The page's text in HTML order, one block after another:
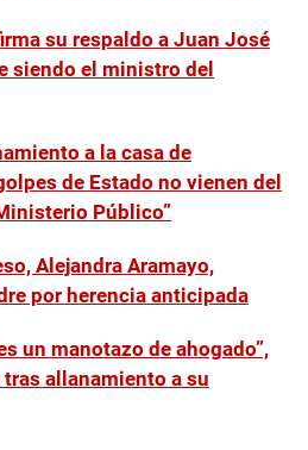
su respaldo a Juan José
siendo el ministro del
a la casa de
de Estado no vienen del
Público”
Alejandra Aramayo,
por herencia anticipada
un manotazo de ahogado”,
allanamiento a su